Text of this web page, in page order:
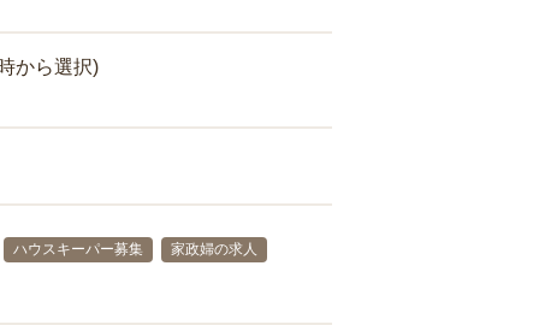
から選択)
ハウスキーパー募集
家政婦の求人